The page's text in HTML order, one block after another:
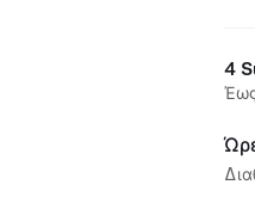
4